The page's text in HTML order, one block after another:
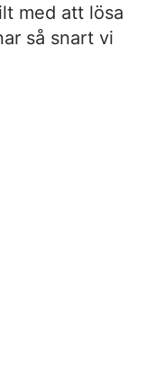
med att lösa
så snart vi